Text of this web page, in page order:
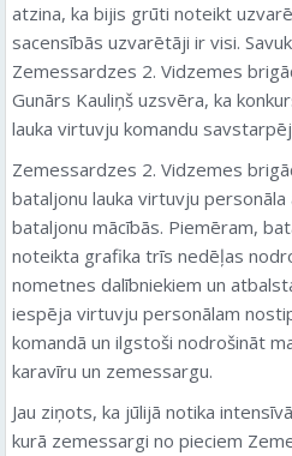
atzina, ka bijis grūti noteikt
sacensībās uzvarētāji ir visi.
Zemessardzes 2. Vidzemes
Gunārs Kauliņš uzsvēra, ka
lauka virtuvju komandu
Zemessardzes 2. Vidzemes
bataljonu lauka virtuvju
bataljonu mācībās. Piemēram,
noteikta grafika trīs nedēļas
nometnes dalībniekiem un
iespēja virtuvju personālam
komandā un ilgstoši nodrošināt
karavīru un zemessargu.
Jau ziņots, ka jūlijā notika
kurā zemessargi no pieciem